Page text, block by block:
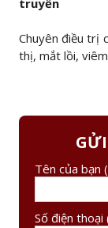
Chuyên điều trị
thị, mắt lồi,
Tên của bạn
Số điện thoại